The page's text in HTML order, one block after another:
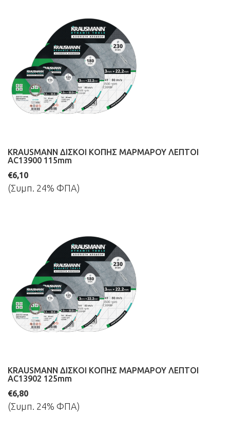
KRAUSMANN ΔΙΣΚΟΙ ΚΟΠΗΣ ΜΑΡΜΑΡΟΥ ΛΕΠΤΟΙ
AC13900 115mm
€6,10
(Συμπ. 24% ΦΠΑ)
KRAUSMANN ΔΙΣΚΟΙ ΚΟΠΗΣ ΜΑΡΜΑΡΟΥ ΛΕΠΤΟΙ
AC13902 125mm
€6,80
(Συμπ. 24% ΦΠΑ)